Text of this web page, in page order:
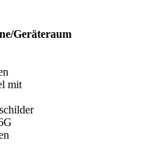
Geräteraum
mit